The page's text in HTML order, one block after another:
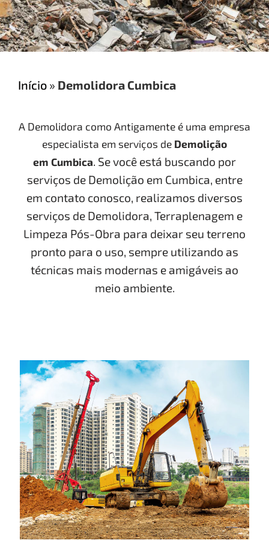
Início » Demolidora Cumbica
A Demolidora como Antigamente é uma empresa
especialista em serviços de Demolição
em Cumbica. Se você está buscando por
serviços de Demolição em Cumbica, entre
em contato conosco, realizamos diversos
serviços de Demolidora, Terraplenagem e
Limpeza Pós-Obra para deixar seu terreno
pronto para o uso, sempre utilizando as
técnicas mais modernas e amigáveis ao
meio ambiente.